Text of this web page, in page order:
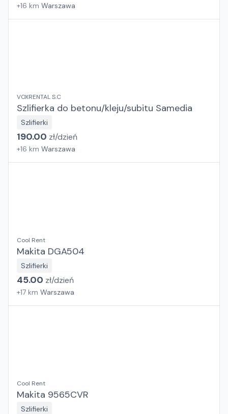
+16 km Warszawa
VOXRENTAL S.C
Szlifierka do betonu/kleju/subitu Samedia
Szlifierki
190.00 zł/dzień
+16 km Warszawa
Cool Rent
Makita DGA504
Szlifierki
45.00 zł/dzień
+17 km Warszawa
Cool Rent
Makita 9565CVR
Szlifierki